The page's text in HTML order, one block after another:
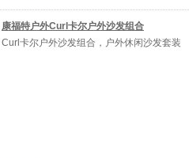
康福特户外Curl卡尔户外沙发组合
Curl卡尔户外沙发组合，户外休闲沙发套装